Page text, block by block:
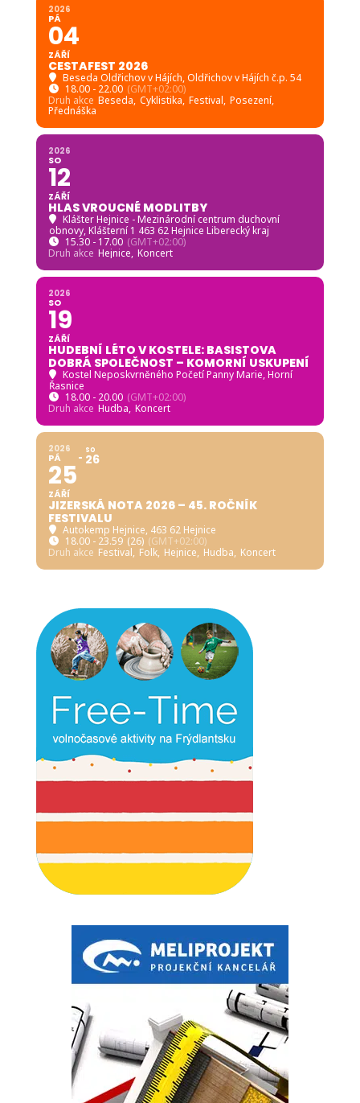
2026
PÁ
04
ZÁŘÍ
CESTAFEST 2026
Beseda Oldřichov v Hájích, Oldřichov v Hájích č.p. 54
18.00 - 22.00 (GMT+02:00)
Druh akce Beseda, Cyklistika, Festival, Posezení,
Přednáška
2026
SO
12
ZÁŘÍ
HLAS VROUCNÉ MODLITBY
Klášter Hejnice - Mezinárodní centrum duchovní
obnovy, Klášterní 1 463 62 Hejnice Liberecký kraj
15.30 - 17.00 (GMT+02:00)
Druh akce Hejnice, Koncert
2026
SO
19
ZÁŘÍ
HUDEBNÍ LÉTO V KOSTELE: BASISTOVA
DOBRÁ SPOLEČNOST – KOMORNÍ USKUPENÍ
Kostel Neposkvrněného Početí Panny Marie, Horní
Řasnice
18.00 - 20.00 (GMT+02:00)
Druh akce Hudba, Koncert
2026
PÁ
25
ZÁŘÍ
SO
26
JIZERSKÁ NOTA 2026 – 45. ROČNÍK
FESTIVALU
Autokemp Hejnice, 463 62 Hejnice
18.00 - 23.59 (26) (GMT+02:00)
Druh akce Festival, Folk, Hejnice, Hudba, Koncert